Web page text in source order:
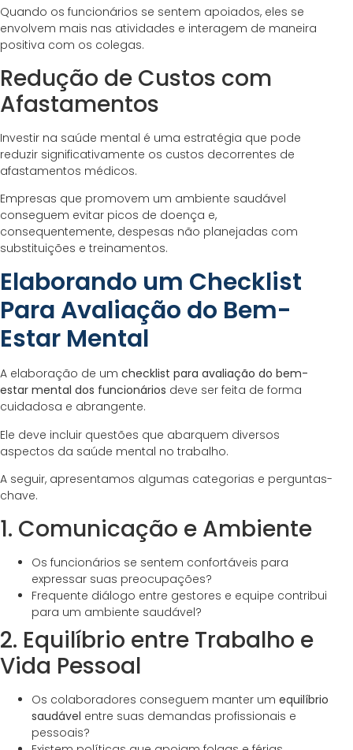
Quando os funcionários se sentem apoiados, eles se
envolvem mais nas atividades e interagem de maneira
positiva com os colegas.
Redução de Custos com
Afastamentos
Investir na saúde mental é uma estratégia que pode
reduzir significativamente os custos decorrentes de
afastamentos médicos.
Empresas que promovem um ambiente saudável
conseguem evitar picos de doença e,
consequentemente, despesas não planejadas com
substituições e treinamentos.
Elaborando um Checklist
Para Avaliação do Bem-
Estar Mental
A elaboração de um checklist para avaliação do bem-
estar mental dos funcionários deve ser feita de forma
cuidadosa e abrangente.
Ele deve incluir questões que abarquem diversos
aspectos da saúde mental no trabalho.
A seguir, apresentamos algumas categorias e perguntas-
chave.
1. Comunicação e Ambiente
Os funcionários se sentem confortáveis para
expressar suas preocupações?
Frequente diálogo entre gestores e equipe contribui
para um ambiente saudável?
2. Equilíbrio entre Trabalho e
Vida Pessoal
Os colaboradores conseguem manter um equilíbrio
saudável entre suas demandas profissionais e
pessoais?